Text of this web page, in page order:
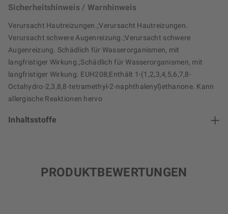
Sicherheitshinweis / Warnhinweis
Verursacht Hautreizungen.;Verursacht Hautreizungen.
Verursacht schwere Augenreizung.;Verursacht schwere
Augenreizung. Schädlich für Wasserorganismen, mit
langfristiger Wirkung.;Schädlich für Wasserorganismen, mit
langfristiger Wirkung. EUH208;Enthält 1-(1,2,3,4,5,6,7,8-
Octahydro-2,3,8,8-tetramethyl-2-naphthalenyl)ethanone. Kann
allergische Reaktionen hervo
Inhaltsstoffe
PRODUKTBEWERTUNGEN